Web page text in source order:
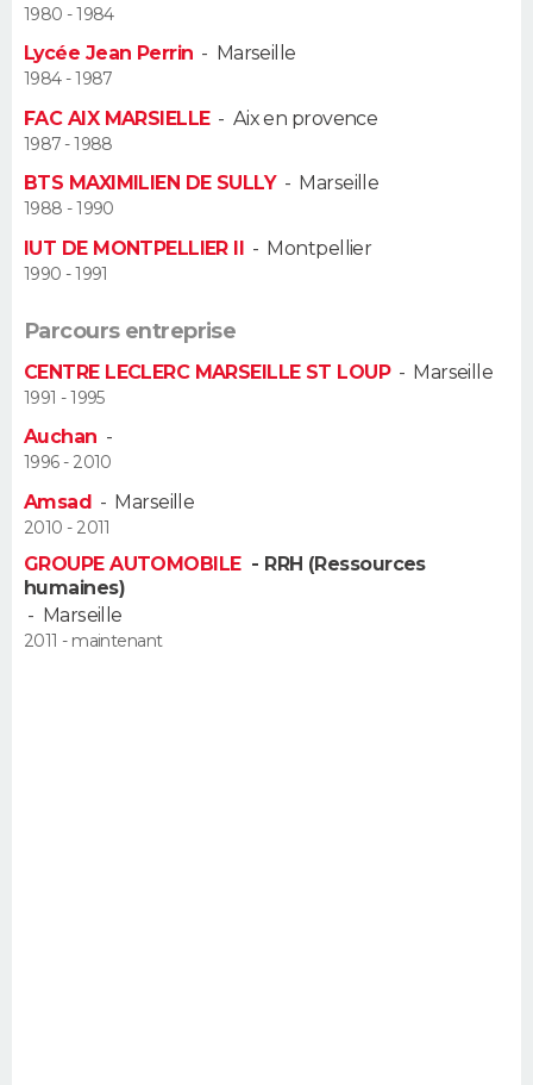
Alimentation
Guide de la santé
Maladies
Médicaments
Sommeil
VOYAGE
PHOTO
CARTE DE VOEUX
Carte de Noël
Carte Bonne année
Carte Saint-Valentin
Carte Pâques
Carte d'anniversaire
DICTIONNAIRE
Dictionnaire
Biographies
Citations
Expressions
Proverbes
PROGRAMME TV
COPAINS D'AVANT
AVIS DE DÉCÈS
FORUM
Bricolage
Lifestyle
Culture
Sport
Auto
Television
Voyage
Cinema
1980 - 1984
Lycée Jean Perrin - Marseille
1984 - 1987
FAC AIX MARSIELLE- Aix en provence
1987 - 1988
BTS MAXIMILIEN DE SULLY- Marseille
1988 - 1990
IUT DE MONTPELLIER II - Montpellier
1990 - 1991
Parcours entreprise
CENTRE LECLERC MARSEILLE ST LOUP- Marseille
1991 - 1995
Auchan -
1996 - 2010
Amsad - Marseille
2010 - 2011
GROUPE AUTOMOBILE - RRH (Ressources
humaines)
- Marseille
2011 - maintenant